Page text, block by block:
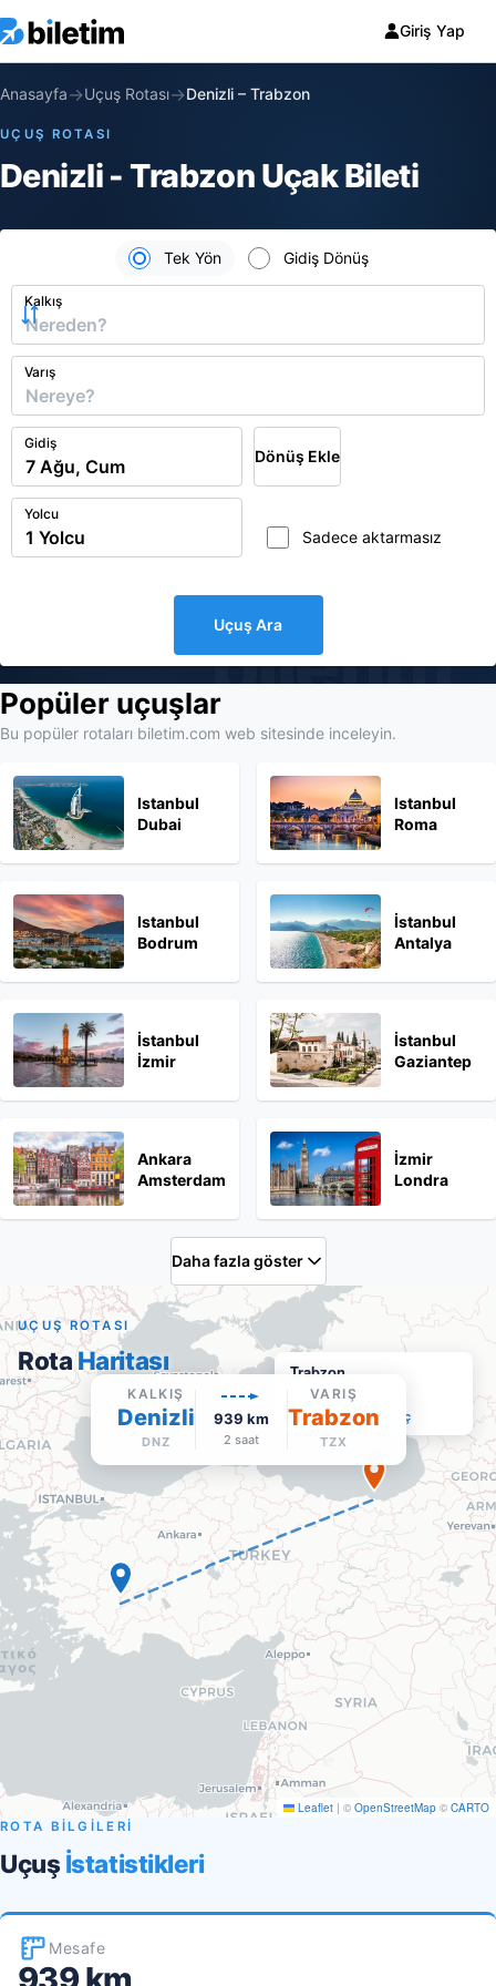
Giriş Yap
biletim
Anasayfa→Uçuş Rotası→Denizli – Trabzon
UÇUŞ ROTASI
Denizli - Trabzon Uçak Bileti
Tek Yön Gidiş Dönüş
Kalkış
Varış
Gidiş
Dönüş Ekle
Yolcu
Sadece aktarmasız
Uçuş Ara
Popüler uçuşlar
Bu popüler rotaları biletim.com web sitesinde inceleyin.
Istanbul
Dubai
Istanbul
Roma
Istanbul
Bodrum
İstanbul
Antalya
İstanbul
İzmir
İstanbul
Gaziantep
Ankara
Amsterdam
İzmir
Londra
Daha fazla göster
Trabzon
TZX·Varış
Google Maps'te aç
Leaflet | © OpenStreetMap © CARTO
UÇUŞ ROTASI
Rota Haritası
KALKIŞ
Denizli
DNZ
939 km
2 saat
VARIŞ
Trabzon
TZX
ROTA BİLGİLERİ
Uçuş İstatistikleri
Mesafe